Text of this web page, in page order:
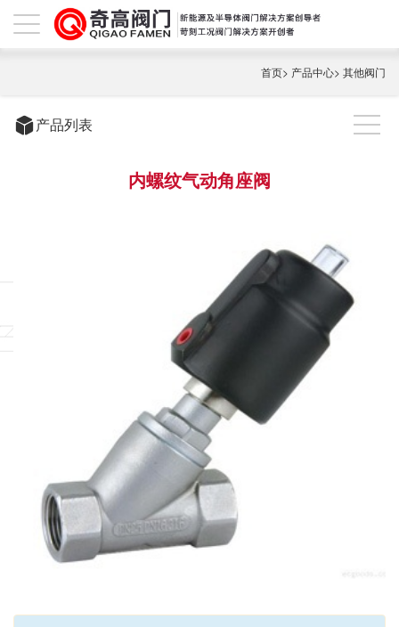
首页> 产品中心> 其他阀门
产品列表
内螺纹气动角座阀